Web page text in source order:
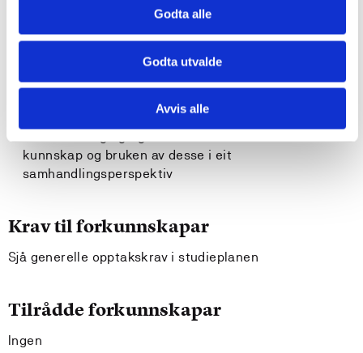
Godta alle
Godta utvalde
Avvis alle
leggje til rette for tiltak innafor helse, sosialfag og
fysisk aktivitet i samarbeid med brukaren, det
faglege nettverket, og pårørande
kunnskap og bruken av desse i eit
samhandlingsperspektiv
Krav til forkunnskapar
Sjå generelle opptakskrav i studieplanen
Tilrådde forkunnskapar
Ingen